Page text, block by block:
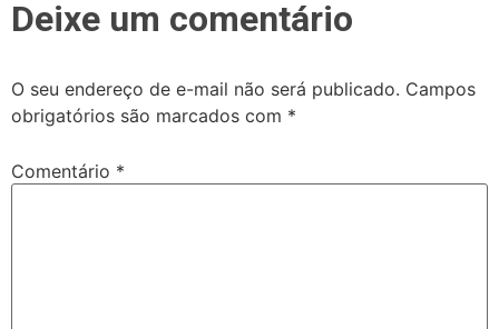
Deixe um comentário
O seu endereço de e-mail não será publicado. Campos
obrigatórios são marcados com *
Comentário *